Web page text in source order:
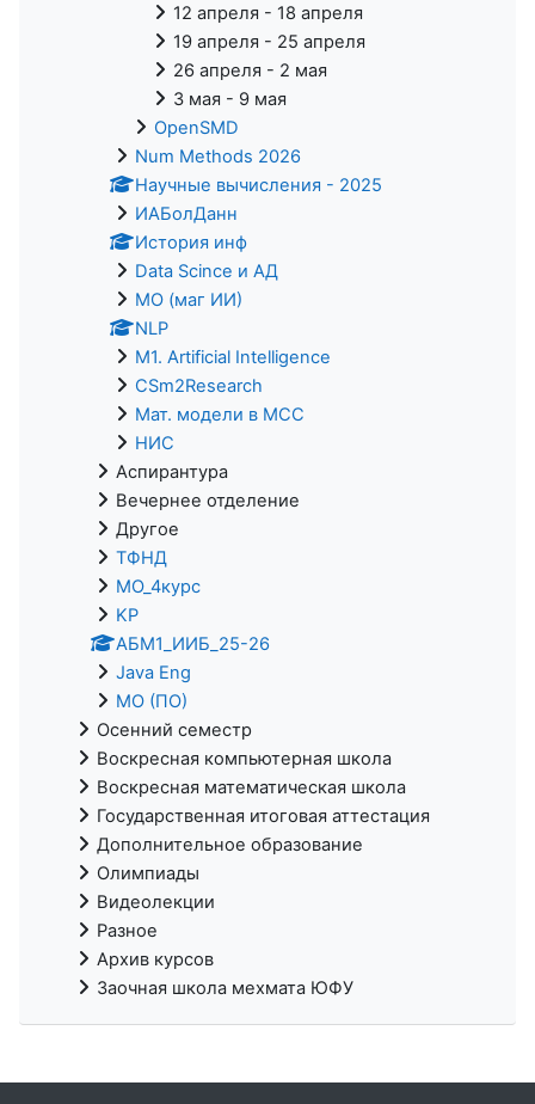
12 апреля - 18 апреля
19 апреля - 25 апреля
26 апреля - 2 мая
3 мая - 9 мая
OpenSMD
Num Methods 2026
Научные вычисления - 2025
ИАБолДанн
История инф
Data Scince и АД
МО (маг ИИ)
NLP
M1. Artificial Intelligence
CSm2Research
Мат. модели в МСС
НИС
Аспирантура
Вечернее отделение
Другое
ТФНД
МО_4курс
KP
АБМ1_ИИБ_25-26
Java Eng
МО (ПО)
Осенний семестр
Воскресная компьютерная школа
Воскресная математическая школа
Государственная итоговая аттестация
Дополнительное образование
Олимпиады
Видеолекции
Разное
Архив курсов
Заочная школа мехмата ЮФУ